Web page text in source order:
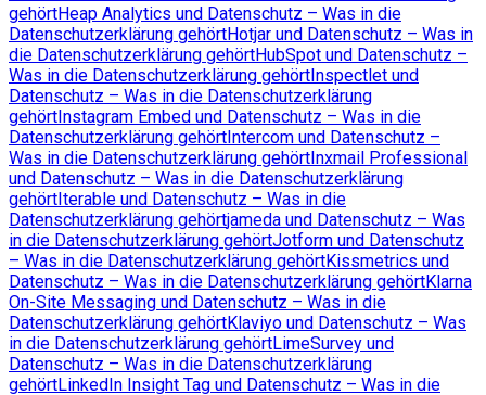
gehörtHeap Analytics und Datenschutz – Was in die
Datenschutzerklärung gehörtHotjar und Datenschutz – Was in
die Datenschutzerklärung gehörtHubSpot und Datenschutz –
Was in die Datenschutzerklärung gehörtInspectlet und
Datenschutz – Was in die Datenschutzerklärung
gehörtInstagram Embed und Datenschutz – Was in die
Datenschutzerklärung gehörtIntercom und Datenschutz –
Was in die Datenschutzerklärung gehörtInxmail Professional
und Datenschutz – Was in die Datenschutzerklärung
gehörtIterable und Datenschutz – Was in die
Datenschutzerklärung gehörtjameda und Datenschutz – Was
in die Datenschutzerklärung gehörtJotform und Datenschutz
– Was in die Datenschutzerklärung gehörtKissmetrics und
Datenschutz – Was in die Datenschutzerklärung gehörtKlarna
On-Site Messaging und Datenschutz – Was in die
Datenschutzerklärung gehörtKlaviyo und Datenschutz – Was
in die Datenschutzerklärung gehörtLimeSurvey und
Datenschutz – Was in die Datenschutzerklärung
gehörtLinkedIn Insight Tag und Datenschutz – Was in die